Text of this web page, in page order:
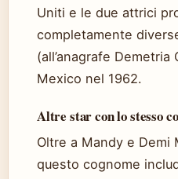
Uniti e le due attrici
completamente
(all’anagrafe
Mexico nel 1962.
Altre star con lo stesso
Oltre a Mandy e
questo cognome